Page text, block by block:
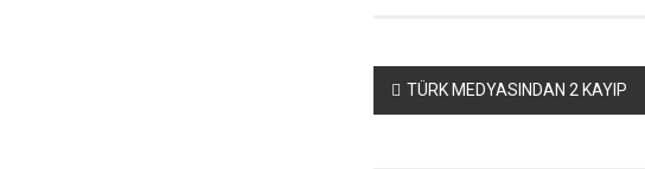
Yazı
dolaşımı
TÜRK MEDYASINDAN 2 KAYIP